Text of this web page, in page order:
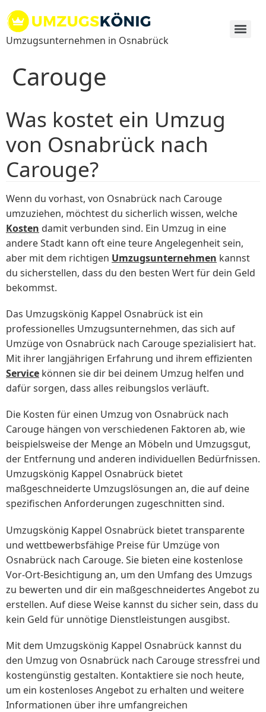
Inhalt
springen
Umzugsunternehmen in Osnabrück
Carouge
Was kostet ein Umzug
von Osnabrück nach
Carouge?
Wenn du vorhast, von Osnabrück nach Carouge
umzuziehen, möchtest du sicherlich wissen, welche
Kosten damit verbunden sind. Ein Umzug in eine
andere Stadt kann oft eine teure Angelegenheit sein,
aber mit dem richtigen Umzugsunternehmen kannst
du sicherstellen, dass du den besten Wert für dein Geld
bekommst.
Das Umzugskönig Kappel Osnabrück ist ein
professionelles Umzugsunternehmen, das sich auf
Umzüge von Osnabrück nach Carouge spezialisiert hat.
Mit ihrer langjährigen Erfahrung und ihrem effizienten
Service können sie dir bei deinem Umzug helfen und
dafür sorgen, dass alles reibungslos verläuft.
Die Kosten für einen Umzug von Osnabrück nach
Carouge hängen von verschiedenen Faktoren ab, wie
beispielsweise der Menge an Möbeln und Umzugsgut,
der Entfernung und anderen individuellen Bedürfnissen.
Umzugskönig Kappel Osnabrück bietet
maßgeschneiderte Umzugslösungen an, die auf deine
spezifischen Anforderungen zugeschnitten sind.
Umzugskönig Kappel Osnabrück bietet transparente
und wettbewerbsfähige Preise für Umzüge von
Osnabrück nach Carouge. Sie bieten eine kostenlose
Vor-Ort-Besichtigung an, um den Umfang des Umzugs
zu bewerten und dir ein maßgeschneidertes Angebot zu
erstellen. Auf diese Weise kannst du sicher sein, dass du
kein Geld für unnötige Dienstleistungen ausgibst.
Mit dem Umzugskönig Kappel Osnabrück kannst du
den Umzug von Osnabrück nach Carouge stressfrei und
kostengünstig gestalten. Kontaktiere sie noch heute,
um ein kostenloses Angebot zu erhalten und weitere
Informationen über ihre umfangreichen